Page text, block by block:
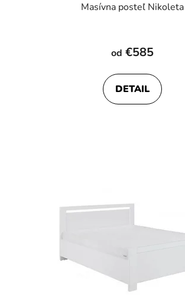
Masívna posteľ Nikoleta
od €585
DETAIL